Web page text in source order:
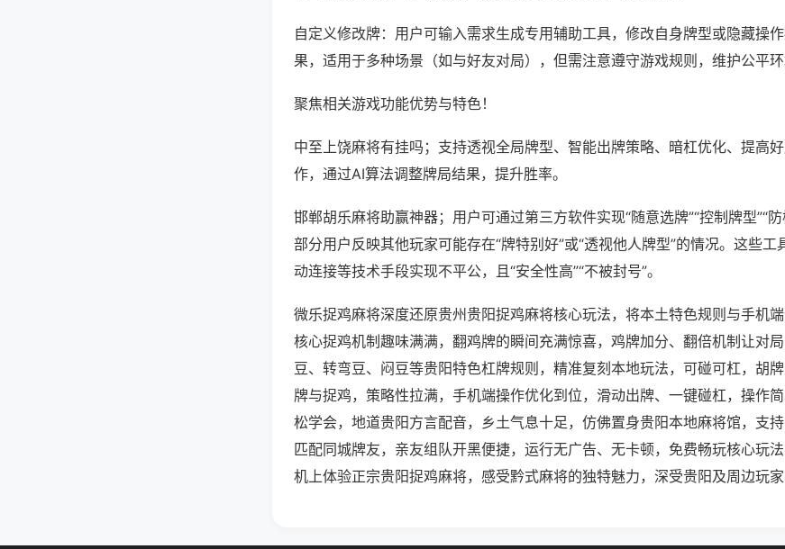
自定义修改牌：用户可输入需求生成专用辅助工具，修改自身牌型或隐藏操
果，适用于多种场景（如与好友对局），但需注意遵守游戏规则，维护公平环
聚焦相关游戏功能优势与特色！
中至上饶麻将有挂吗；支持透视全局牌型、智能出牌策略、暗杠优化、提高
作，通过AI算法调整牌局结果，提升胜率。
邯郸胡乐麻将助赢神器；用户可通过第三方软件实现“随意选牌”“控制牌型”“防
部分用户反映其他玩家可能存在“牌特别好”或“透视他人牌型”的情况。这些工
动连接等技术手段实现不平公，且“安全性高”“不被封号”。
微乐捉鸡麻将深度还原贵州贵阳捉鸡麻将核心玩法，将本土特色规则与手机端
核心捉鸡机制趣味满满，翻鸡牌的瞬间充满惊喜，鸡牌加分、翻倍机制让对
豆、转弯豆、闷豆等贵阳特色杠牌规则，精准复刻本地玩法，可碰可杠，胡
牌与捉鸡，策略性拉满，手机端操作优化到位，滑动出牌、一键碰杠，操作
松学会，地道贵阳方言配音，乡土气息十足，仿佛置身贵阳本地麻将馆，支
匹配同城牌友，亲友组队开黑便捷，运行无广告、无卡顿，免费畅玩核心玩
机上体验正宗贵阳捉鸡麻将，感受黔式麻将的独特魅力，深受贵阳及周边玩家